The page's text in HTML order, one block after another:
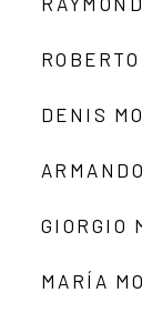
DENIS
GIORGIO
MARÍA